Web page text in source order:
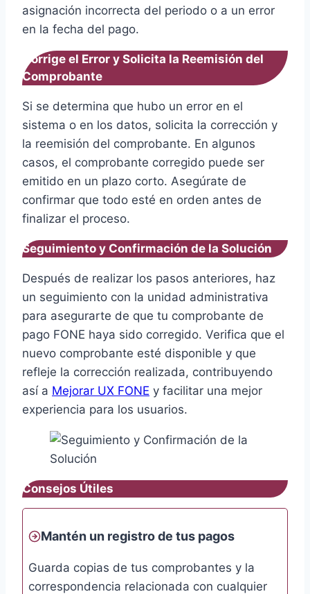
asignación incorrecta del periodo o a un error
en la fecha del pago.
Corrige el Error y Solicita la Reemisión del
Comprobante
Si se determina que hubo un error en el
sistema o en los datos, solicita la corrección y
la reemisión del comprobante. En algunos
casos, el comprobante corregido puede ser
emitido en un plazo corto. Asegúrate de
confirmar que todo esté en orden antes de
finalizar el proceso.
Seguimiento y Confirmación de la Solución
Después de realizar los pasos anteriores, haz
un seguimiento con la unidad administrativa
para asegurarte de que tu comprobante de
pago FONE haya sido corregido. Verifica que el
nuevo comprobante esté disponible y que
refleje la corrección realizada, contribuyendo
así a Mejorar UX FONE y facilitar una mejor
experiencia para los usuarios.
Consejos Útiles
Mantén un registro de tus pagos
Guarda copias de tus comprobantes y la
correspondencia relacionada con cualquier